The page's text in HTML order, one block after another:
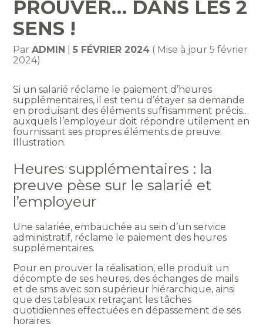
PROUVER… DANS LES 2
SENS !
ParADMIN |5 FÉVRIER 2024 ( Mise à jour 5 février
2024)
Si un salarié réclame le paiement d’heures
supplémentaires, il est tenu d’étayer sa demande
en produisant des éléments suffisamment précis…
auxquels l’employeur doit répondre utilement en
fournissant ses propres éléments de preuve.
Illustration.
Heures supplémentaires : la
preuve pèse sur le salarié et
l’employeur
Une salariée, embauchée au sein d’un service
administratif, réclame le paiement des heures
supplémentaires.
Pour en prouver la réalisation, elle produit un
décompte de ses heures, des échanges de mails
et de sms avec son supérieur hiérarchique, ainsi
que des tableaux retraçant les tâches
quotidiennes effectuées en dépassement de ses
horaires.